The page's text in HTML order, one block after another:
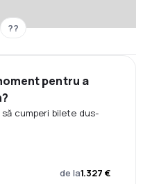
??
pentru a
cumperi bilete dus-
de la1.327 €